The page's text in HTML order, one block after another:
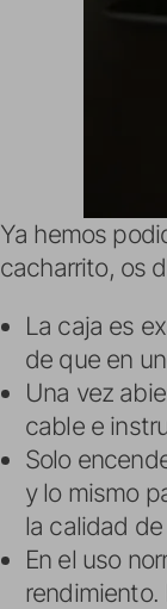
Ya hemos
cacharrito, os
La caja es
de que en
Una vez
cable e
Solo
y lo mismo
la calidad
En el uso
rendimiento.